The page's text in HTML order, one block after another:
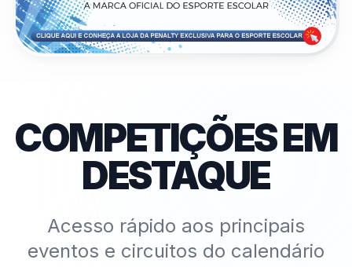
COMPETIÇÕES EM
DESTAQUE
Acesso rápido aos principais
eventos e circuitos do calendário